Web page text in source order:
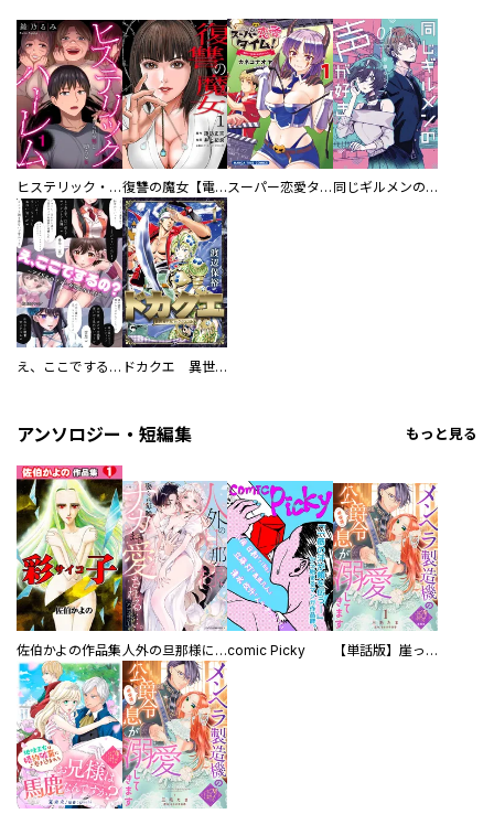
ヒステリック・ハーレム～搾られる男と堕ちる女～【電子単行本版】 復讐の魔女【電子単行本版】 スーパー恋愛タイム！～現場でドＳな彼女は自宅でデレる～ 同じギルメンの声が好き
え、ここでするの？ アイドルのファンが知らない日常 ドカクエ 異世界ドカコッククエスト
アンソロジー・短編集 もっと見る
佐伯かよの作品集 人外の旦那様に娶られ毎晩ナカまで愛される…。アンソロジーcomic Picky 【単話版】崖っぷち令嬢ですが、意地と策略で幸せになります！シリーズ